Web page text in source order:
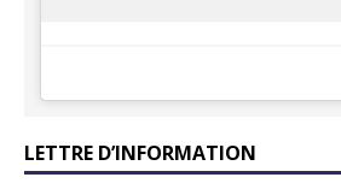
LETTRE D’INFORMATION